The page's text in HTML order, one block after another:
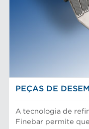
PEÇAS DE
A tecnologia de
Finebar permite